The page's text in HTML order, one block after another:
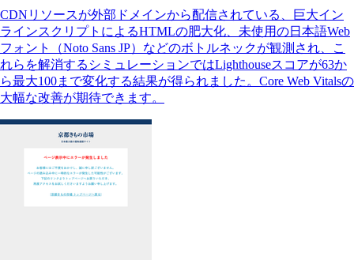
CDNリソースが外部ドメインから配信されている、巨大イン
ラインスクリプトによるHTMLの肥大化、未使用の日本語Web
フォント（Noto Sans JP）などのボトルネックが観測され、こ
れらを解消するシミュレーションではLighthouseスコアが63か
ら最大100まで変化する結果が得られました。Core Web Vitalsの
大幅な改善が期待できます。